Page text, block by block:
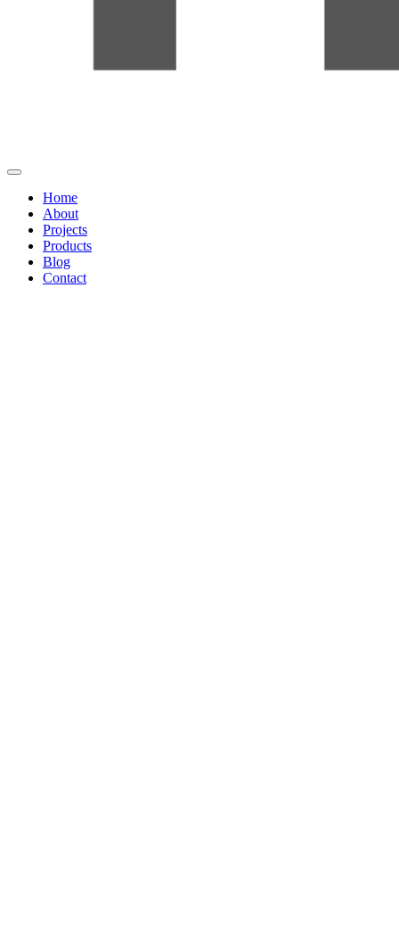
Home
About
Projects
Products
Blog
Contact